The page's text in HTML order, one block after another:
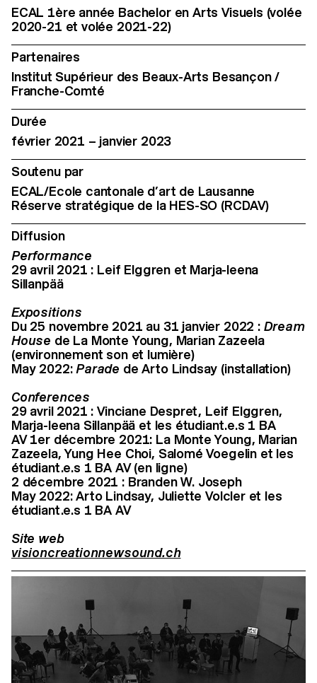
ECAL 1ère année Bachelor en Arts Visuels (volée
2020-21 et volée 2021-22)
Partenaires
Institut Supérieur des Beaux-Arts Besançon /
Franche-Comté
Durée
février 2021 – janvier 2023
Soutenu par
ECAL/Ecole cantonale d’art de Lausanne
Réserve stratégique de la HES-SO (RCDAV)
Diffusion
Performance
29 avril 2021 : Leif Elggren et Marja-leena
Sillanpää
Expositions
Du 25 novembre 2021 au 31 janvier 2022 : Dream
House de La Monte Young, Marian Zazeela
(environnement son et lumière)
May 2022: Parade de Arto Lindsay (installation)
Conferences
29 avril 2021 : Vinciane Despret, Leif Elggren,
Marja-leena Sillanpää et les étudiant.e.s 1 BA
AV 1er décembre 2021: La Monte Young, Marian
Zazeela, Yung Hee Choi, Salomé Voegelin et les
étudiant.e.s 1 BA AV (en ligne)
2 décembre 2021 : Branden W. Joseph
May 2022: Arto Lindsay, Juliette Volcler et les
étudiant.e.s 1 BA AV
Site web
visioncreationnewsound.ch